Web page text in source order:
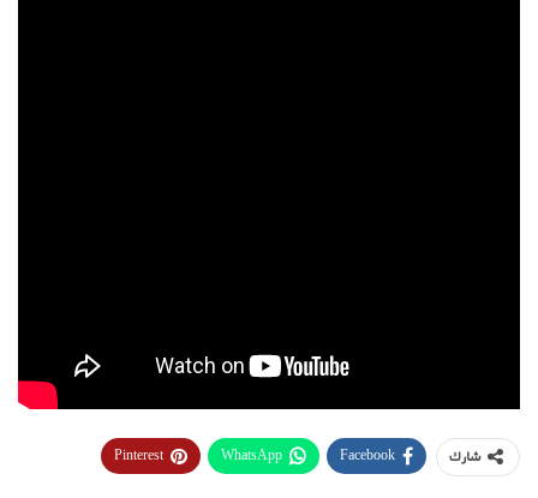
شارك Facebook
WhatsApp
Pinterest